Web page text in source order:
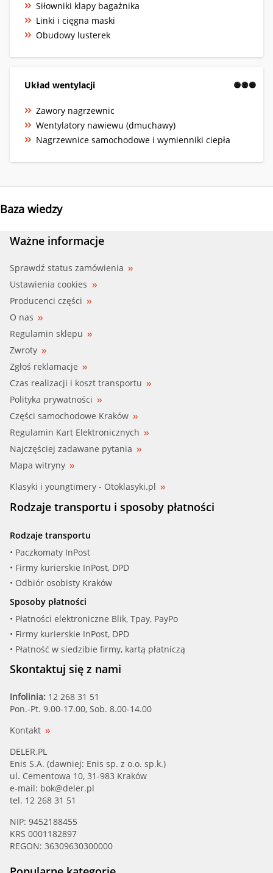
Siłowniki klapy bagażnika
Linki i cięgna maski
Obudowy lusterek
Układ wentylacji
Zawory nagrzewnic
Wentylatory nawiewu (dmuchawy)
Nagrzewnice samochodowe i wymienniki ciepła
Baza wiedzy
Ważne informacje
Sprawdź status zamówienia
Ustawienia cookies
Producenci części
O nas
Regulamin sklepu
Zwroty
Zgłoś reklamacje
Czas realizacji i koszt transportu
Polityka prywatności
Części samochodowe Kraków
Regulamin Kart Elektronicznych
Najczęściej zadawane pytania
Mapa witryny
Klasyki i youngtimery - Otoklasyki.pl
Rodzaje transportu i sposoby płatności
Rodzaje transportu
• Paczkomaty InPost
• Firmy kurierskie InPost, DPD
• Odbiór osobisty Kraków
Sposoby płatności
• Płatności elektroniczne Blik, Tpay, PayPo
• Firmy kurierskie InPost, DPD
• Płatność w siedzibie firmy, kartą płatniczą
Skontaktuj się z nami
Infolinia: 12 268 31 51
Pon.-Pt. 9.00-17.00, Sob. 8.00-14.00
Kontakt
DELER.PL
Enis S.A. (dawniej: Enis sp. z o.o. sp.k.)
ul. Cementowa 10, 31-983 Kraków
e-mail: bok@deler.pl
tel. 12 268 31 51
NIP: 9452188455
KRS 0001182897
REGON: 36309630300000